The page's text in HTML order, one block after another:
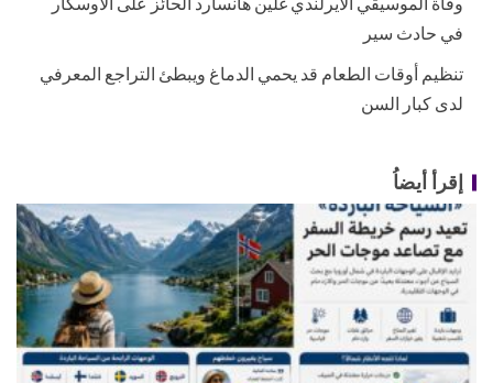
في حادث سير
تنظيم أوقات الطعام قد يحمي الدماغ ويبطئ التراجع المعرفي
لدى كبار السن
إقرأ أيضاُ